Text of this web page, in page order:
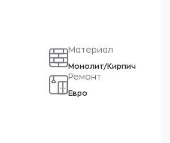
Материал
Монолит/Кирпич
Ремонт
Евро